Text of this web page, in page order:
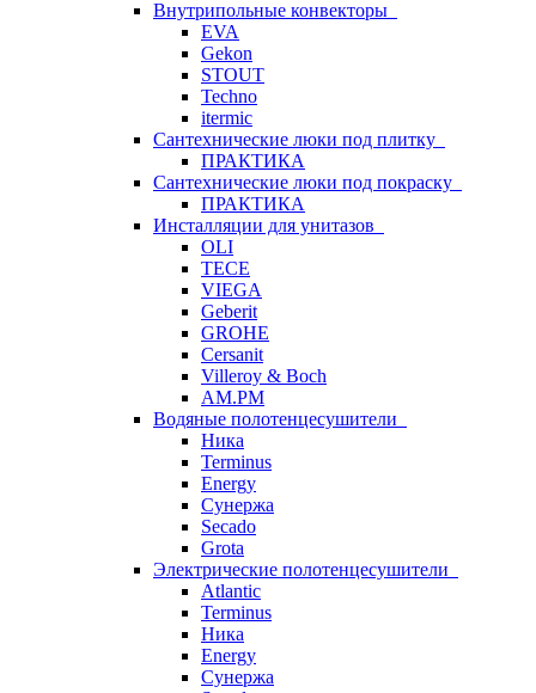
Внутрипольные конвекторы
EVA
Gekon
STOUT
Techno
itermic
Сантехнические люки под плитку
ПРАКТИКА
Сантехнические люки под покраску
ПРАКТИКА
Инсталляции для унитазов
OLI
TECE
VIEGA
Geberit
GROHE
Cersanit
Villeroy & Boch
AM.PM
Водяные полотенцесушители
Ника
Terminus
Energy
Сунержа
Secado
Grota
Электрические полотенцесушители
Atlantic
Terminus
Ника
Energy
Сунержа